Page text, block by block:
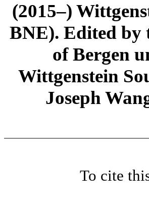
(2015–)
BNE). Edited by
of Bergen
Wittgenstein
Joseph
To cite